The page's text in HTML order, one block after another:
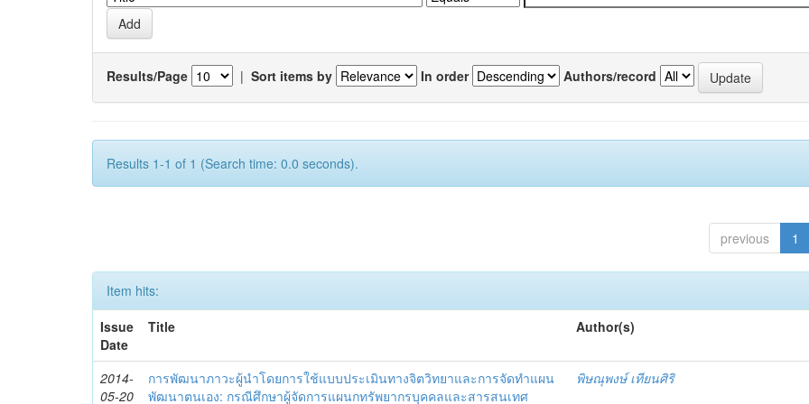
Results/Page | Sort items by In order Authors/record
Results 1-1 of 1 (Search time: 0.0 seconds).
previous 1
Item hits:
Issue
Date
Title Author(s)
2014-
05-20
การพัฒนาภาวะผู้นำโดยการใช้แบบประเมินทางจิตวิทยาและการจัดทำแผน
พัฒนาตนเอง: กรณีศึกษาผู้จัดการแผนกทรัพยากรบุคคลและสารสนเทศ
พิษณุพงษ์ เทียนศิริ